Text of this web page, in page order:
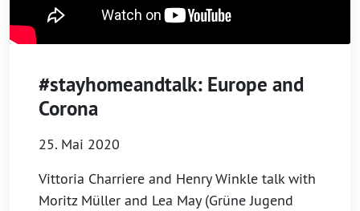
#stayhomeandtalk: Europe and
Corona
25. Mai 2020
Vittoria Charriere and Henry Winkle talk with
Moritz Müller and Lea May (Grüne Jugend